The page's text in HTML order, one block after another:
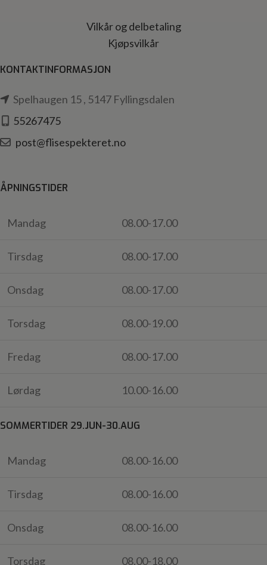
Vilkår og delbetaling
Kjøpsvilkår
KONTAKTINFORMASJON
Spelhaugen 15 , 5147 Fyllingsdalen
55267475
post@flisespekteret.no
ÅPNINGSTIDER
Mandag 08.00-17.00
Tirsdag 08.00-17.00
Onsdag 08.00-17.00
Torsdag 08.00-19.00
Fredag 08.00-17.00
Lørdag 10.00-16.00
SOMMERTIDER 29.JUN-30.AUG
Mandag 08.00-16.00
Tirsdag 08.00-16.00
Onsdag 08.00-16.00
Torsdag 08.00-18.00